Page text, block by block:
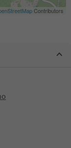
Contributors